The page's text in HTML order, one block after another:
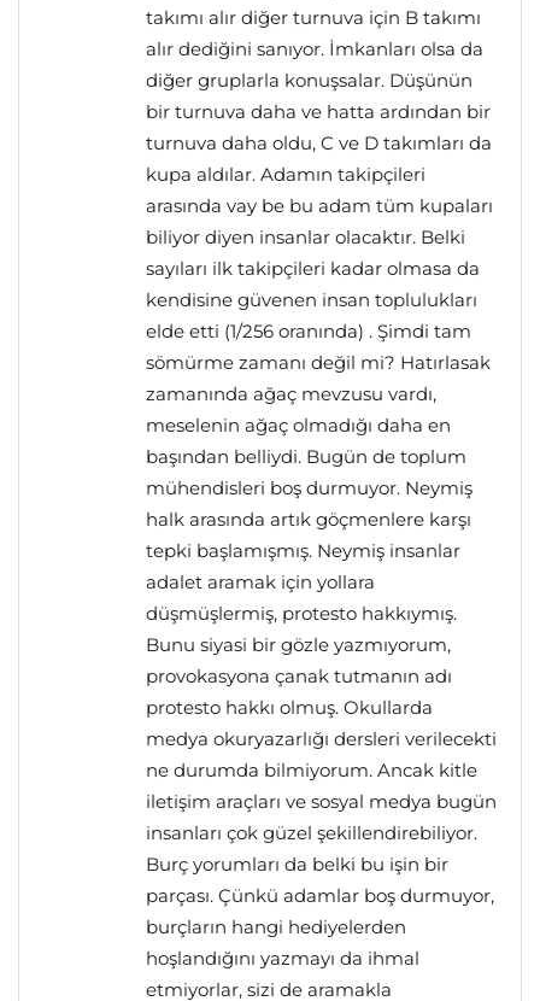
takımı alır diğer turnuva için B takımı
alır dediğini sanıyor. İmkanları olsa da
diğer gruplarla konuşsalar. Düşünün
bir turnuva daha ve hatta ardından bir
turnuva daha oldu, C ve D takımları da
kupa aldılar. Adamın takipçileri
arasında vay be bu adam tüm kupaları
biliyor diyen insanlar olacaktır. Belki
sayıları ilk takipçileri kadar olmasa da
kendisine güvenen insan toplulukları
elde etti (1/256 oranında) . Şimdi tam
sömürme zamanı değil mi? Hatırlasak
zamanında ağaç mevzusu vardı,
meselenin ağaç olmadığı daha en
başından belliydi. Bugün de toplum
mühendisleri boş durmuyor. Neymiş
halk arasında artık göçmenlere karşı
tepki başlamışmış. Neymiş insanlar
adalet aramak için yollara
düşmüşlermiş, protesto hakkıymış.
Bunu siyasi bir gözle yazmıyorum,
provokasyona çanak tutmanın adı
protesto hakkı olmuş. Okullarda
medya okuryazarlığı dersleri verilecekti
ne durumda bilmiyorum. Ancak kitle
iletişim araçları ve sosyal medya bugün
insanları çok güzel şekillendirebiliyor.
Burç yorumları da belki bu işin bir
parçası. Çünkü adamlar boş durmuyor,
burçların hangi hediyelerden
hoşlandığını yazmayı da ihmal
etmiyorlar, sizi de aramakla